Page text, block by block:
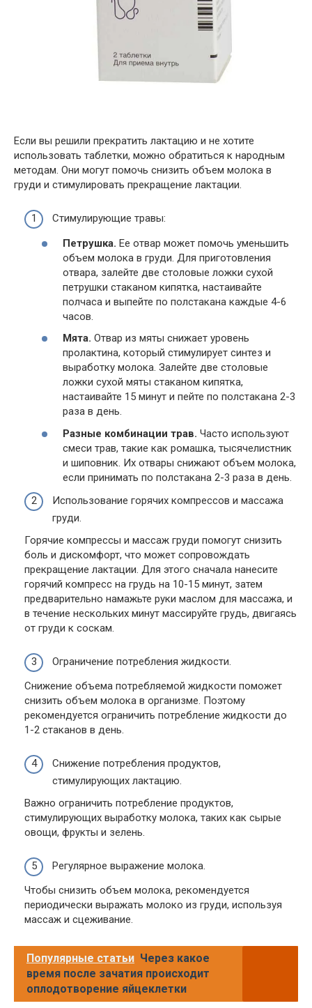
Если вы решили прекратить лактацию и не хотите
использовать таблетки, можно обратиться к народным
методам. Они могут помочь снизить объем молока в
груди и стимулировать прекращение лактации.
Стимулирующие травы:
Петрушка. Ее отвар может помочь уменьшить
объем молока в груди. Для приготовления
отвара, залейте две столовые ложки сухой
петрушки стаканом кипятка, настаивайте
полчаса и выпейте по полстакана каждые 4-6
часов.
Мята. Отвар из мяты снижает уровень
пролактина, который стимулирует синтез и
выработку молока. Залейте две столовые
ложки сухой мяты стаканом кипятка,
настаивайте 15 минут и пейте по полстакана 2-3
раза в день.
Разные комбинации трав. Часто используют
смеси трав, такие как ромашка, тысячелистник
и шиповник. Их отвары снижают объем молока,
если принимать по полстакана 2-3 раза в день.
Использование горячих компрессов и массажа
груди.
Горячие компрессы и массаж груди помогут снизить
боль и дискомфорт, что может сопровождать
прекращение лактации. Для этого сначала нанесите
горячий компресс на грудь на 10-15 минут, затем
предварительно намажьте руки маслом для массажа, и
в течение нескольких минут массируйте грудь, двигаясь
от груди к соскам.
Ограничение потребления жидкости.
Снижение объема потребляемой жидкости поможет
снизить объем молока в организме. Поэтому
рекомендуется ограничить потребление жидкости до
1-2 стаканов в день.
Снижение потребления продуктов,
стимулирующих лактацию.
Важно ограничить потребление продуктов,
стимулирующих выработку молока, таких как сырые
овощи, фрукты и зелень.
Регулярное выражение молока.
Чтобы снизить объем молока, рекомендуется
периодически выражать молоко из груди, используя
массаж и сцеживание.
Популярные статьи Через какое
время после зачатия происходит
оплодотворение яйцеклетки